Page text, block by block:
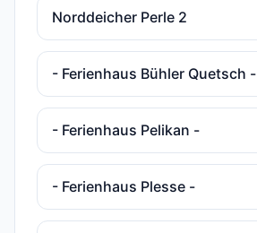
Norddeicher Perle 2
- Ferienhaus Bühler Quetsch -
- Ferienhaus Pelikan -
- Ferienhaus Plesse -